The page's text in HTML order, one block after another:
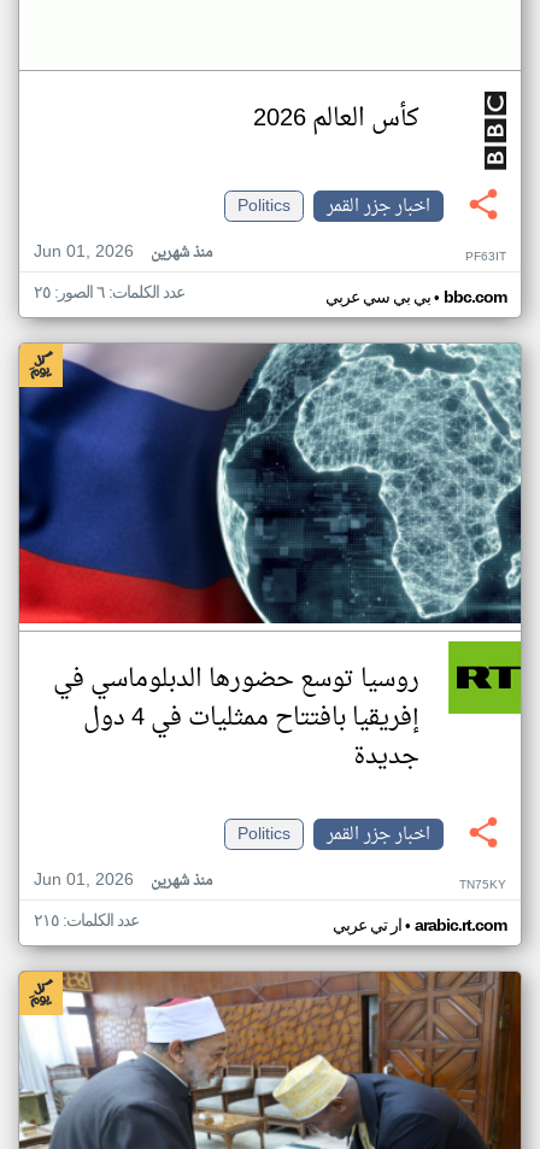
كأس العالم 2026
اخبار جزر القمر
Politics
Jun 01, 2026
منذ شهرين PF63IT
بي بي سي عربي• bbc.com عدد الكلمات: ٦ الصور: ٢٥
روسيا توسع حضورها الدبلوماسي في
إفريقيا بافتتاح ممثليات في 4 دول
جديدة
اخبار جزر القمر
Politics
Jun 01, 2026
منذ شهرين TN75KY
ار تي عربي• arabic.rt.com عدد الكلمات: ٢١٥